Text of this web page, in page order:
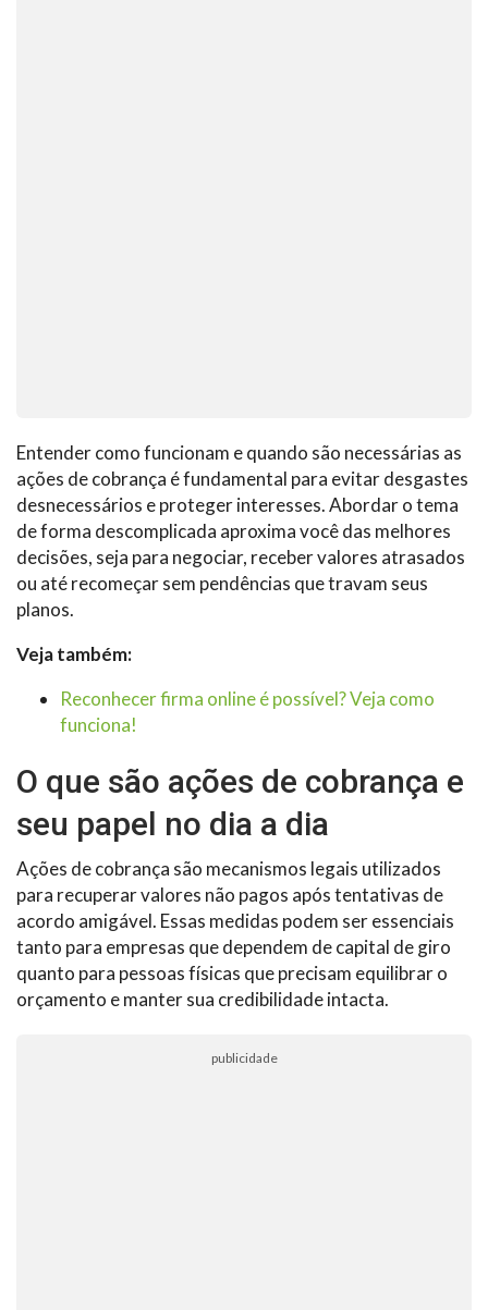
Entender como funcionam e quando são necessárias as
ações de cobrança é fundamental para evitar desgastes
desnecessários e proteger interesses. Abordar o tema
de forma descomplicada aproxima você das melhores
decisões, seja para negociar, receber valores atrasados
ou até recomeçar sem pendências que travam seus
planos.
Veja também:
Reconhecer firma online é possível? Veja como
funciona!
O que são ações de cobrança e
seu papel no dia a dia
Ações de cobrança são mecanismos legais utilizados
para recuperar valores não pagos após tentativas de
acordo amigável. Essas medidas podem ser essenciais
tanto para empresas que dependem de capital de giro
quanto para pessoas físicas que precisam equilibrar o
orçamento e manter sua credibilidade intacta.
publicidade